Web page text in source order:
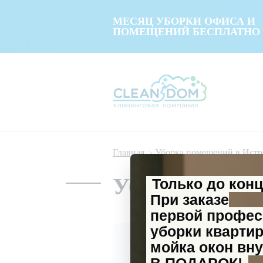
МЕСЯЦ УБОРКИ ОФИСА И
ПОМЕЩЕНИЙ БЕСПЛАТНО
Главная Уборка помещений в
Уборка кафе
Только до
При заказе
первой
уборки
мойка окон